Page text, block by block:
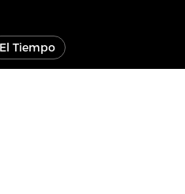
El Tiempo